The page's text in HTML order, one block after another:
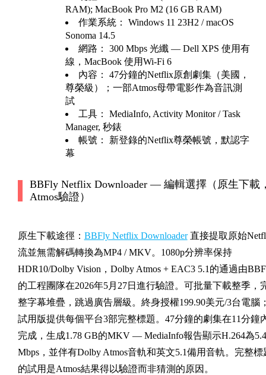
RAM); MacBook Pro M2 (16 GB RAM)
作業系統：
Windows 11 23H2 / macOS
Sonoma 14.5
網路：
300 Mbps 光纖 — Dell XPS 使用有
線，MacBook 使用Wi-Fi 6
內容：
47分鐘的Netflix原創劇集（美國，
尊榮級）；一部Atmos母帶電影作為音訊測
試
工具：
MediaInfo, Activity Monitor / Task
Manager, 秒錶
帳號：
新登錄的Netflix尊榮帳號，默認字
幕
BBFly Netflix Downloader — 編輯選擇（原生下載
Atmos驗證）
原生下載途徑： BBFly Netflix Downloader直接提取原始
流並無需解碼轉換為MP4 / MKV。1080p分辨率保持
HDR10/Dolby Vision，Dolby Atmos + EAC3 5.1的通過由
的工程團隊在2026年5月27日進行驗證。可批量下載整季，
整字幕堆疊，跳過廣告層級。終身授權199.90美元/3台電腦
試用版提供每個平台3部完整標題。47分鐘的劇集在11分鐘
完成，生成1.78 GB的MKV — MediaInfo報告顯示H.264為5.4
Mbps，並伴有Dolby Atmos音軌和英文5.1備用音軌。完整標
的試用是Atmos結果得以驗證而非猜測的原因。